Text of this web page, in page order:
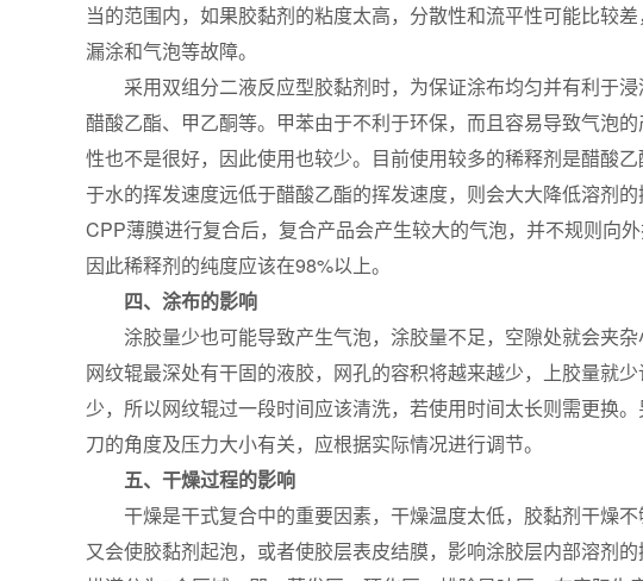
当的范围内，如果胶黏剂的粘度太高，分散性和流平性可能比较
漏涂和气泡等故障。
采用双组分二液反应型胶黏剂时，为保证涂布均匀并有利于
醋酸乙酯、甲乙酮等。甲苯由于不利于环保，而且容易导致气泡
性也不是很好，因此使用也较少。目前使用较多的稀释剂是醋酸
于水的挥发速度远低于醋酸乙酯的挥发速度，则会大大降低溶剂
CPP薄膜进行复合后，复合产品会产生较大的气泡，并不规则向
因此稀释剂的纯度应该在98%以上。
四、涂布的影响
涂胶量少也可能导致产生气泡，涂胶量不足，空隙处就会夹
网纹辊最深处有干固的液胶，网孔的容积将越来越少，上胶量就
少，所以网纹辊过一段时间应该清洗，若使用时间太长则需更换
刀的角度及压力大小有关，应根据实际情况进行调节。
五、干燥过程的影响
干燥是干式复合中的重要因素，干燥温度太低，胶黏剂干燥
又会使胶黏剂起泡，或者使胶层表皮结膜，影响涂胶层内部溶剂